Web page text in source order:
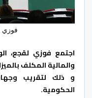
فوزي
اجتمع فوزي لقجع،
والمالية المكلف
و ذلك لتقريب
الحكومية.